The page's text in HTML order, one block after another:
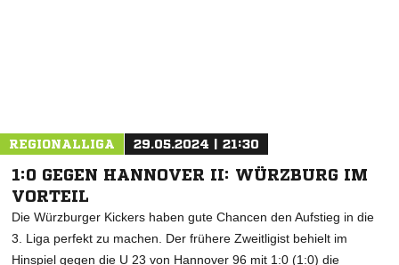
REGIONALLIGA 29.05.2024 | 21:30
1:0 GEGEN HANNOVER II: WÜRZBURG IM
VORTEIL
Die Würzburger Kickers haben gute Chancen den Aufstieg in die
3. Liga perfekt zu machen. Der frühere Zweitligist behielt im
Hinspiel gegen die U 23 von Hannover 96 mit 1:0 (1:0) die